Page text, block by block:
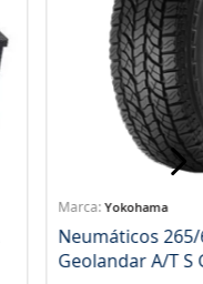
Yokohama
Neumáticos 265/